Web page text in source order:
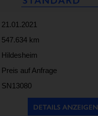
21.01.2021
547.634 km
Hildesheim
Preis auf Anfrage
SN13080
DETAILS ANZEIGEN